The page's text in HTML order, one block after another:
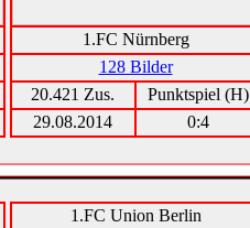
1.FC Nürnberg
128 Bilder
20.421 Zus.
Punktspiel (H)
29.08.2014
0:4
1.FC Union Berlin